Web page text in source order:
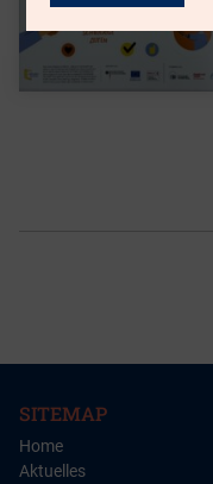
SITEMAP
Home
Aktuelles